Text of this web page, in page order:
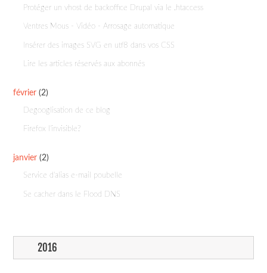
Protéger un vhost de backoffice Drupal via le .htaccess
Ventres Mous - Vidéo - Arrosage automatique
Insérer des images SVG en utf8 dans vos CSS
Lire les articles réservés aux abonnés
février (2)
Degooglisation de ce blog
Firefox l'invisible?
janvier (2)
Service d'alias e-mail poubelle
Se cacher dans le Flood DNS
2016